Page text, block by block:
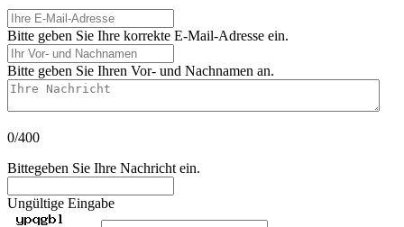
Ihre E-Mail-Adresse
Bitte geben Sie Ihre korrekte E-Mail-Adresse ein.
Ihr Vor- und Nachnamen
Bitte geben Sie Ihren Vor- und Nachnamen an.
Ihre Nachricht
0/400
Bittegeben Sie Ihre Nachricht ein.
Ungültige Eingabe